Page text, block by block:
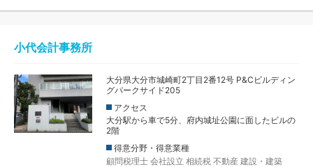
小代会計事務所
大分県大分市城崎町2丁目2番12号 P&Cビルディン
グパークサイド205
アクセス
大分駅から車で5分、府内城址公園に面したビルの
2階
得意分野・得意業種
顧問税理士 会社設立 相続税 不動産 建設・建築